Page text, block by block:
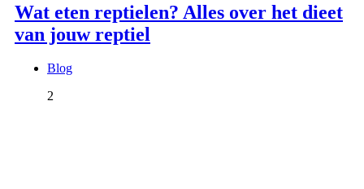
Wat eten reptielen? Alles over het dieet
van jouw reptiel
Blog
2